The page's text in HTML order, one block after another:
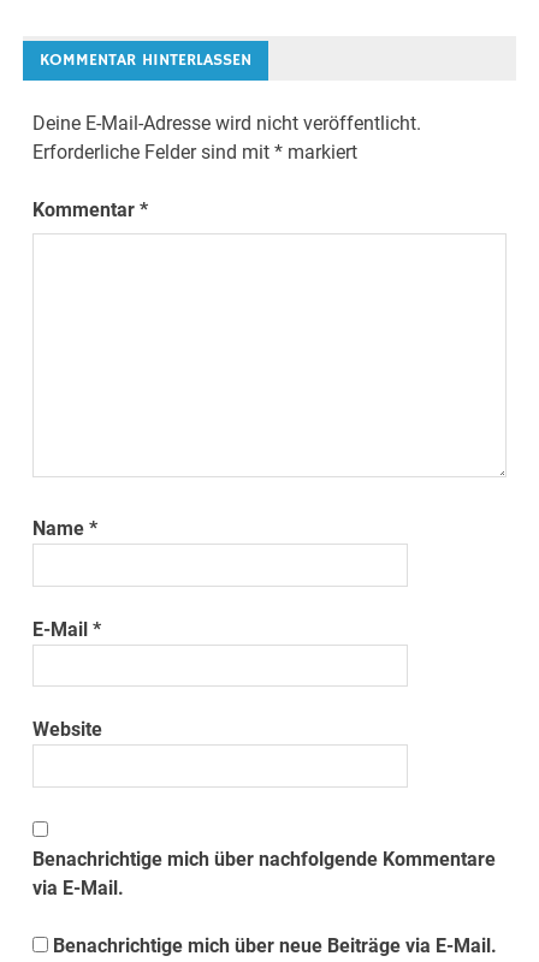
KOMMENTAR HINTERLASSEN
Deine E-Mail-Adresse wird nicht veröffentlicht.
Erforderliche Felder sind mit* markiert
Kommentar*
Name*
E-Mail*
Website
Benachrichtige mich über nachfolgende Kommentare
via E-Mail.
Benachrichtige mich über neue Beiträge via E-Mail.